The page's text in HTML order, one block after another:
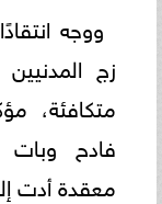
ووجه
زج
متكافئة،
فادح وبات
معقدة أدت